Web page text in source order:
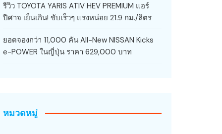
รีวิว TOYOTA YARIS ATIV HEV PREMIUM แอร์
ปีศาจ เย็นเกิน! ขับเร็วๆ แรงหน่อย 21.9 กม./ลิตร
ยอดจองกว่า 11,000 คัน All-New NISSAN Kicks
e-POWER ในญี่ปุ่น ราคา 629,000 บาท
หมวดหมู่